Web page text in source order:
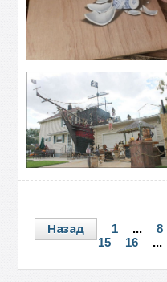
Назад 1 ... 8
15
16 ...